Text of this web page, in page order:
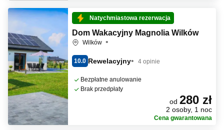
Natychmiastowa rezerwacja
Dom Wakacyjny Magnolia Wilków
Wilków
10.0 Rewelacyjny 4 opinie
Bezpłatne anulowanie
Brak przedpłaty
od 280 zł
2 osoby, 1 noc
Cena gwarantowana